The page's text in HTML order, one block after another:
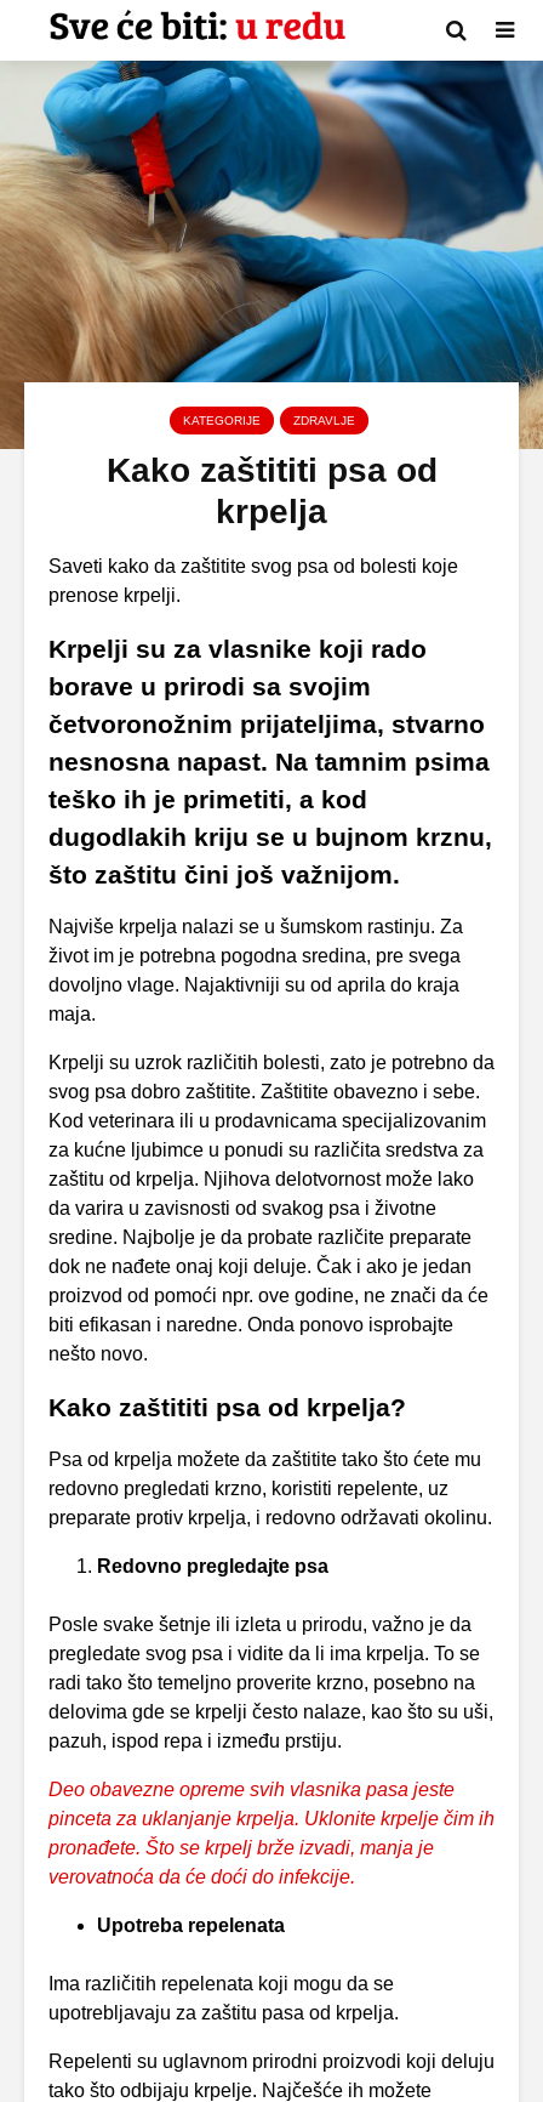
KATEGORIJE ZDRAVLJE
Kako zaštititi psa od
krpelja
Saveti kako da zaštitite svog psa od bolesti koje
prenose krpelji.
Krpelji su za vlasnike koji rado
borave u prirodi sa svojim
četvoronožnim prijateljima, stvarno
nesnosna napast. Na tamnim psima
teško ih je primetiti, a kod
dugodlakih kriju se u bujnom krznu,
što zaštitu čini još važnijom.
Najviše krpelja nalazi se u šumskom rastinju. Za
život im je potrebna pogodna sredina, pre svega
dovoljno vlage. Najaktivniji su od aprila do kraja
maja.
Krpelji su uzrok različitih bolesti, zato je potrebno da
svog psa dobro zaštitite. Zaštitite obavezno i sebe.
Kod veterinara ili u prodavnicama specijalizovanim
za kućne ljubimce u ponudi su različita sredstva za
zaštitu od krpelja. Njihova delotvornost može lako
da varira u zavisnosti od svakog psa i životne
sredine. Najbolje je da probate različite preparate
dok ne nađete onaj koji deluje. Čak i ako je jedan
proizvod od pomoći npr. ove godine, ne znači da će
biti efikasan i naredne. Onda ponovo isprobajte
nešto novo.
Kako zaštititi psa od krpelja?
Psa od krpelja možete da zaštitite tako što ćete mu
redovno pregledati krzno, koristiti repelente, uz
preparate protiv krpelja, i redovno održavati okolinu.
Redovno pregledajte psa
Posle svake šetnje ili izleta u prirodu, važno je da
pregledate svog psa i vidite da li ima krpelja. To se
radi tako što temeljno proverite krzno, posebno na
delovima gde se krpelji često nalaze, kao što su uši,
pazuh, ispod repa i između prstiju.
Deo obavezne opreme svih vlasnika pasa jeste
pinceta za uklanjanje krpelja. Uklonite krpelje čim ih
pronađete. Što se krpelj brže izvadi, manja je
verovatnoća da će doći do infekcije.
Upotreba repelenata
Ima različitih repelenata koji mogu da se
upotrebljavaju za zaštitu pasa od krpelja.
Repelenti su uglavnom prirodni proizvodi koji deluju
tako što odbijaju krpelje. Najčešće ih možete